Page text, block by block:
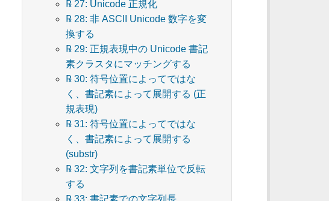
℞ 27: Unicode 正規化
℞ 28: 非 ASCII Unicode 数字を変
換する
℞ 29: 正規表現中の Unicode 書記
素クラスタにマッチングする
℞ 30: 符号位置によってではな
く、書記素によって展開する (正
規表現)
℞ 31: 符号位置によってではな
く、書記素によって展開する
(substr)
℞ 32: 文字列を書記素単位で反転
する
℞ 33: 書記素での文字列長